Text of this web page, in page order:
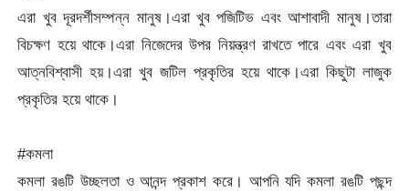
এরা খুব দূরদর্শীসম্পন্ন মানুষ।এরা খুব পজিটিভ এবং আশাবাদী মানুষ।তারা
বিচক্ষণ হয়ে থাকে।এরা নিজেদের উপর নিয়ন্ত্রণ রাখতে পারে এবং এরা খুব
আত্নবিশ্বাসী হয়।এরা খুব জটিল প্রকৃতির হয়ে থাকে।এরা কিছুটা লাজুক
প্রকৃতির হয়ে থাকে।
#কমলা
কমলা রঙটি উচ্ছলতা ও আনন্দ প্রকাশ করে। আপনি যদি কমলা রঙটি পছন্দ